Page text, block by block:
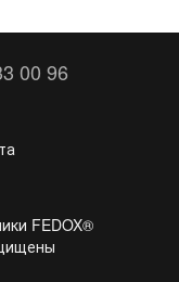
00 96
FEDOX®